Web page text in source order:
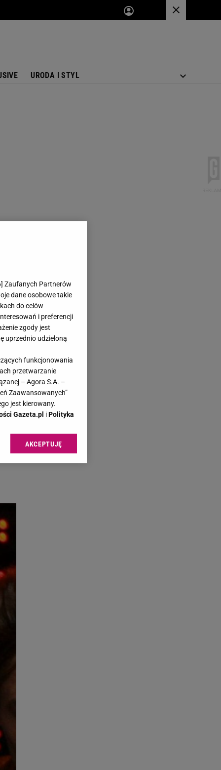
URODA I STYL
] Zaufanych Partnerów
dane osobowe takie
do celów
i preferencji
zgody jest
uprzednio udzieloną
funkcjonowania
przetwarzanie
– Agora S.A. –
Zaawansowanych”
jest kierowany.
Gazeta.pl iPolityka
sp. z o.o., jej
celów identyfikacji.
reklam i treści,
AKCEPTUJĘ